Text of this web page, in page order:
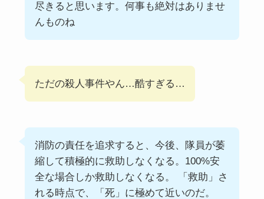
尽きると思います。何事も絶対はありませ
んものね
ただの殺人事件やん…酷すぎる…
消防の責任を追求すると、今後、隊員が萎
縮して積極的に救助しなくなる。100%安
全な場合しか救助しなくなる。 「救助」さ
れる時点で、「死」に極めて近いのだ。